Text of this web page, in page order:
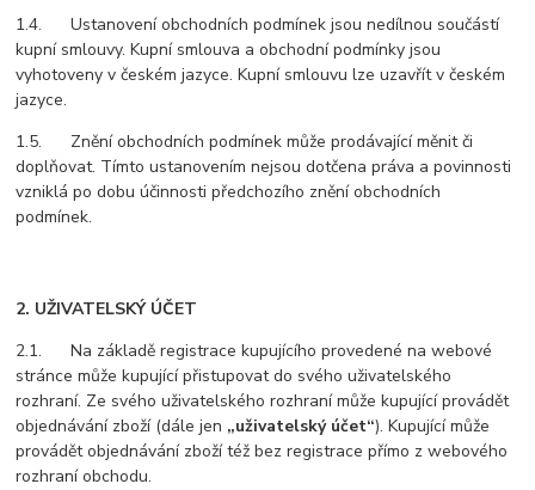
1.4. Ustanovení obchodních podmínek jsou nedílnou součástí
kupní smlouvy. Kupní smlouva a obchodní podmínky jsou
vyhotoveny v českém jazyce. Kupní smlouvu lze uzavřít v českém
jazyce.
1.5. Znění obchodních podmínek může prodávající měnit či
doplňovat. Tímto ustanovením nejsou dotčena práva a povinnosti
vzniklá po dobu účinnosti předchozího znění obchodních
podmínek.
2. UŽIVATELSKÝ ÚČET
2.1. Na základě registrace kupujícího provedené na webové
stránce může kupující přistupovat do svého uživatelského
rozhraní. Ze svého uživatelského rozhraní může kupující provádět
objednávání zboží (dále jen „uživatelský účet“). Kupující může
provádět objednávání zboží též bez registrace přímo z webového
rozhraní obchodu.